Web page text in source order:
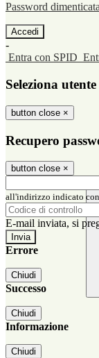
Password
-
Entra con SPID
Seleziona utente
button close ×
Recupero
button close ×
all'indirizzo indicato
E-mail inviata, si
Errore
Chiudi
Successo
Chiudi
Informazione
Chiudi